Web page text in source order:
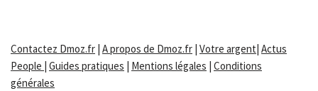
Contactez Dmoz.fr A propos de Dmoz.fr Votre argent Actus
People Guides pratiques Mentions légales Conditions
générales